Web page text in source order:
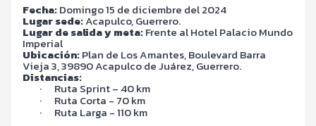
Fecha:Domingo 15 de diciembre del 2024
Lugar sede:Acapulco, Guerrero.
Lugar de salida y meta:Frente al Hotel Palacio Mundo
Imperial
Ubicación:Plan de Los Amantes, Boulevard Barra
Vieja 3, 39890 Acapulco de Juárez, Guerrero.
Distancias:
· Ruta Sprint – 40 km
· Ruta Corta - 70 km
·
Ruta Larga - 110 km